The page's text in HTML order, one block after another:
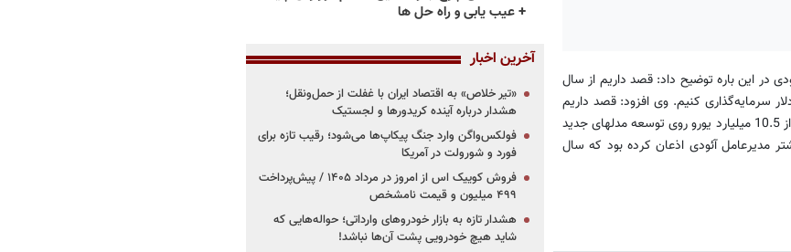
در این باره توضیح داد: قصد داریم از سال
محصولات و احداث كارخانه‌های جدید 17 میلیارد دلار سرمایه‌گذاری كنیم. وی افزود: قصد داریم
سال آینده 1200 نیروی جدید را در آلمان به استخدام درآوریم. قرار است بیش از 10.5 میلیارد یورو روی توسعه مدلهای جدید
مدیرعامل آئودی اذعان كرده بود كه سال
+ عیب یابی و راه حل ها
آخرین اخبار
«تیر خلاص» به اقتصاد ایران با غفلت از حمل‌ونقل؛
هشدار درباره آینده کریدورها و لجستیک
فولکس‌واگن وارد جنگ پیکاپ‌ها می‌شود؛ رقیب تازه برای
فورد و شورولت در آمریکا
فروش کوییک اس از امروز در مرداد ۱۴۰۵ / پیش‌پرداخت
۴۹۹ میلیون و قیمت نامشخص
هشدار تازه به بازار خودروهای وارداتی؛ حواله‌هایی که
شاید هیچ خودرویی پشت آن‌ها نباشد!